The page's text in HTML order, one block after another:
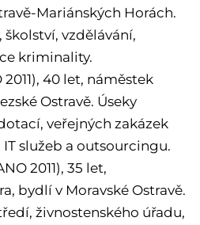
Mariánských Horách.
školství, vzdělávání,
kriminality.
2011), 40 let, náměstek
Ostravě. Úseky
veřejných zakázek
služeb a outsourcingu.
2011), 35 let,
bydlí v Moravské Ostravě.
živnostenského úřadu,